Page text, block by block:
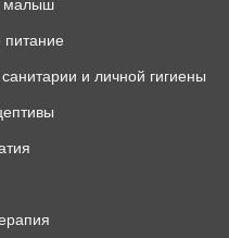
малыш
питание
и личной гигиены